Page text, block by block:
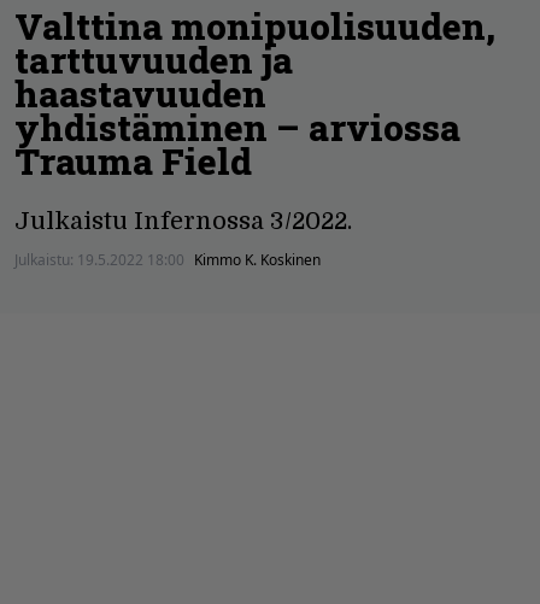
Valttina monipuolisuuden,
tarttuvuuden ja
haastavuuden
yhdistäminen – arviossa
Trauma Field
Julkaistu Infernossa 3/2022.
Julkaistu: 19.5.2022 18:00 Kimmo K. Koskinen